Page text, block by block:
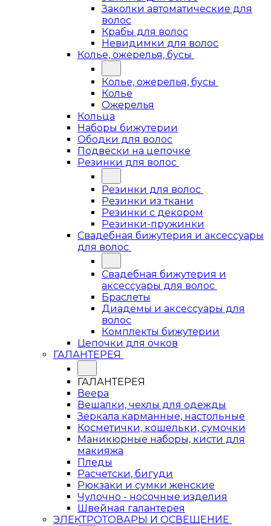
Заколки автоматические для
волос
Крабы для волос
Невидимки для волос
Колье, ожерелья, бусы
Колье, ожерелья, бусы
Колье
Ожерелья
Кольца
Наборы бижутерии
Ободки для волос
Подвески на цепочке
Резинки для волос
Резинки для волос
Резинки из ткани
Резинки с декором
Резинки-пружинки
Свадебная бижутерия и аксессуары
для волос
Свадебная бижутерия и
аксессуары для волос
Браслеты
Диадемы и аксессуары для
волос
Комплекты бижутерии
Цепочки для очков
ГАЛАНТЕРЕЯ
ГАЛАНТЕРЕЯ
Веера
Вешалки, чехлы для одежды
Зеркала карманные, настольные
Косметички, кошельки, сумочки
Маникюрные наборы, кисти для
макияжа
Пледы
Расчетски, бигуди
Рюкзаки и сумки женские
Чулочно - носочные изделия
Швейная галантерея
ЭЛЕКТРОТОВАРЫ И ОСВЕЩЕНИЕ